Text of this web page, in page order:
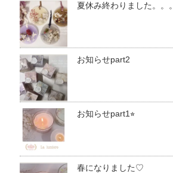
夏休み終わりました。。。
お知らせpart2
お知らせpart1⭐︎
春になりました♡